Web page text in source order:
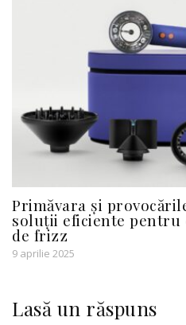
Primăvara și
soluții eficiente pentru
de frizz
9 aprilie 2025
Lasă un răspuns